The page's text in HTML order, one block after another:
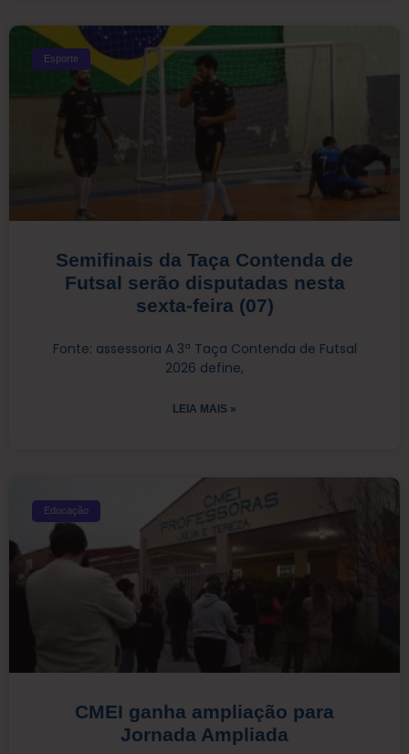
Esporte
Semifinais da Taça Contenda de
Futsal serão disputadas nesta
sexta-feira (07)
Fonte: assessoria A 3ª Taça Contenda de Futsal
2026 define,
LEIA MAIS »
Educação
CMEI ganha ampliação para
Jornada Ampliada